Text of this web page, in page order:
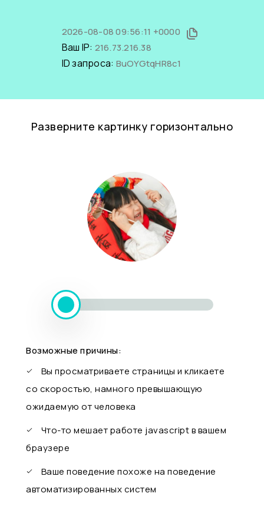
2026-08-08 09:56:11 +0000
Ваш IP: 216.73.216.38
ID запроса: BuOYGtqHR8c1
Разверните картинку горизонтально
Возможные причины:
Вы просматриваете страницы и кликаете
со скоростью, намного превышающую
ожидаемую от человека
Что-то мешает работе javascript в вашем
браузере
Ваше поведение похоже на поведение
автоматизированных систем